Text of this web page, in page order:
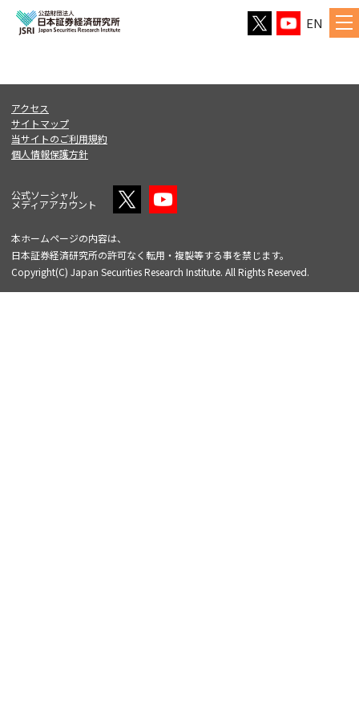
EN
アクセス
サイトマップ
当サイトのご利用規約
個人情報保護方針
公式ソーシャル
メディアアカウント
本ホームページの内容は、
日本証券経済研究所の許可なく転用・複製等する事を禁じます。
Copyright(C) Japan Securities Research Institute. All Rights Reserved.